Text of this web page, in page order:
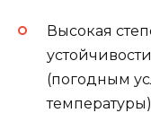
Высокая
(погодным